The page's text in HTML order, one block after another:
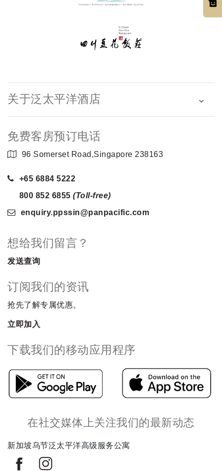
关于泛太平洋酒店
免费客房预订电话
96 Somerset Road,Singapore 238163
+65 6884 5222
800 852 6855 (Toll-free)
enquiry.ppssin@panpacific.com
想给我们留言？
发送查询
订阅我们的资讯
抢先了解专属优惠。
立即加入
下载我们的移动应用程序
在社交媒体上关注我们的最新动态
新加坡乌节泛太平洋高级服务公寓